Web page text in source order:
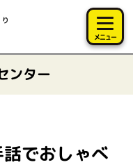
メニュー
ンター
でおしゃべ